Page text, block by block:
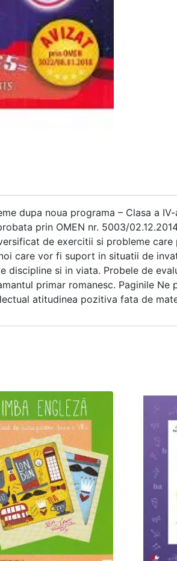
dupa noua programa – Clasa a
prin OMEN nr. 5003/
de exercitii si probleme
care vor fi suport in situatii de
discipline si in viata. Probele de
primar romanesc. Paginile
atitudinea pozitiva fata de